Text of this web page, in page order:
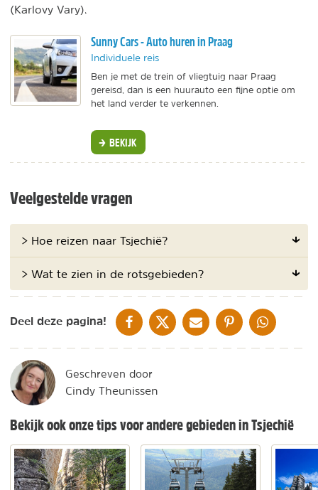
(Karlovy Vary).
Sunny Cars - Auto huren in Praag
Individuele reis
Ben je met de trein of vliegtuig naar Praag
gereisd, dan is een huurauto een fijne optie om
het land verder te verkennen.
BEKIJK
Veelgestelde vragen
> Hoe reizen naar Tsjechië?
> Wat te zien in de rotsgebieden?
Deel deze pagina! DELEN OP FACEBOOK
DELEN OP XDELEN VIA DE MAIL
DELEN OP PINTEREST
DELEN OP
Geschreven door
Cindy Theunissen
Bekijk ook onze tips voor andere gebieden in Tsjechië